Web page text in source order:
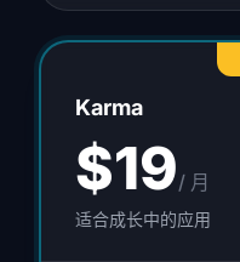
Karma
$19/ 月
适合成长中的应用